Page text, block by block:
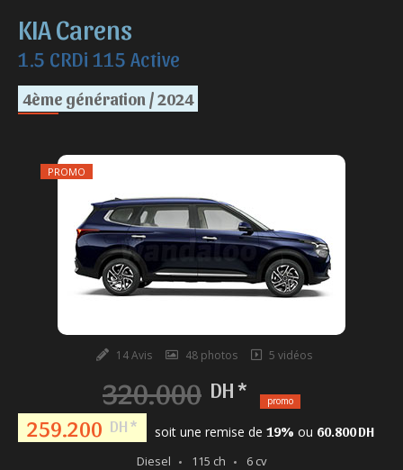
KIA Carens
1.5 CRDi 115 Active
4ème génération / 2024
PROMO
14 Avis 48 photos 5 vidéos
320.000 DH * promo
259.200 DH * soit une remise de 19% ou 60.800 DH
Diesel 115 ch 6 cv